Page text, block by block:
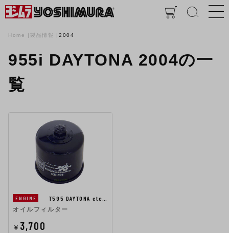
Home 製品情報 2004
955i DAYTONA 2004の一
覧
ENGINE
T595 DAYTONA etc…
オイルフィルター
￥ 3,700